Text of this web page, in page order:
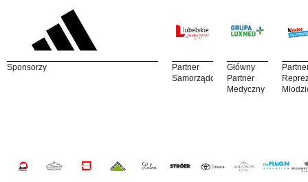
Sponsorzy
Partner
Samorządowy
Główny
Partner
Medyczny